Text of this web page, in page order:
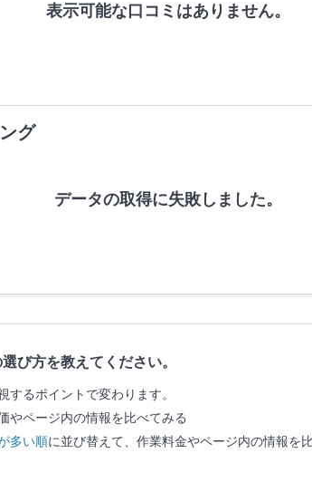
表示可能な口コミはありません。
グ
データの取得に失敗しました。
び方を教えてください。
るポイントで変わります。
やページ内の情報を比べてみる
多い順に並び替えて、作業料金やページ内の情報を